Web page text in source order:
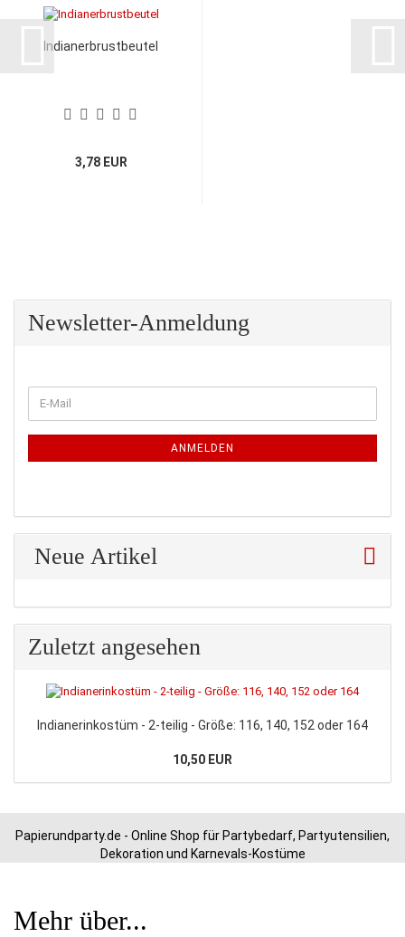
Indianerbrustbeutel
3,78 EUR
Newsletter-Anmeldung
ZUR
NEWSLETTER-
E-
Mail
ANMELDEN
Neue Artikel
Zuletzt angesehen
Indianerinkostüm - 2-teilig - Größe: 116, 140, 152 oder 164
10,50 EUR
Papierundparty.de - Online Shop für Partybedarf, Partyutensilien,
Dekoration und Karnevals-Kostüme
Mehr über...